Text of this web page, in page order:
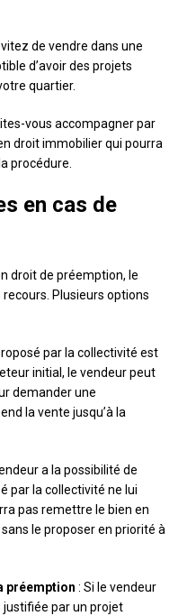
de vendre dans une
d’avoir des projets
quartier.
vous accompagner par
droit immobilier qui pourra
procédure.
en cas de
droit de préemption, le
Plusieurs options
par la collectivité est
initial, le vendeur peut
demander une
la vente jusqu’à la
a la possibilité de
par la collectivité ne lui
pas remettre le bien en
le proposer en priorité à
préemption : Si le vendeur
justifiée par un projet